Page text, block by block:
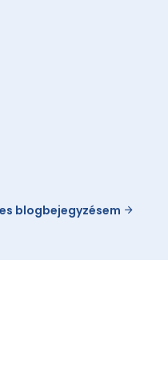
blogbejegyzésem